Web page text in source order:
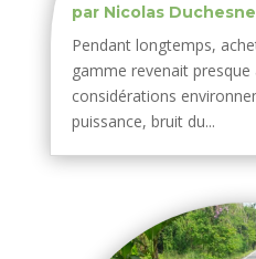
par Nicolas Duchesne
Pendant longtemps,
gamme revenait
considérations
puissance, bruit du...